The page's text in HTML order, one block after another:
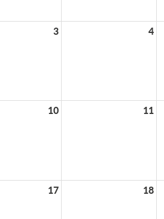
3 4
10 11
17 18